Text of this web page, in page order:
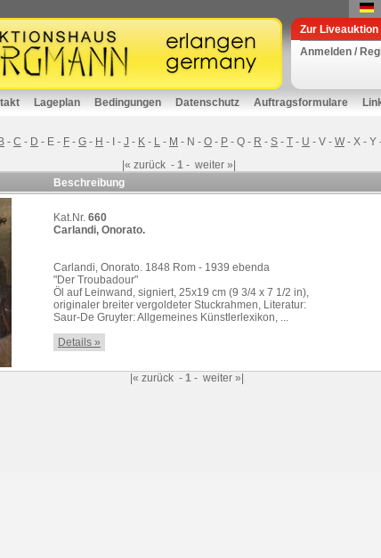
Zur Liveauktion
Anmelden /
Lageplan Bedingungen Datenschutz Auftragsformulare
B - C - D - E - F - G - H - - J - K - L - M - N - O - P - Q - R - S - T - U - V - W - X - Y
|« zurück - 1 - weiter »|
Beschreibung
Kat.Nr. 660
Carlandi, Onorato.
Carlandi, Onorato. 1848 Rom - 1939 ebenda
"Der Troubadour"
Öl auf Leinwand, signiert, 25x19 cm (9 3/4 x 7 1/2 in),
originaler breiter vergoldeter Stuckrahmen, Literatur:
Saur-De Gruyter: Allgemeines Künstlerlexikon, ...
Details »
|« zurück - 1 - weiter »|